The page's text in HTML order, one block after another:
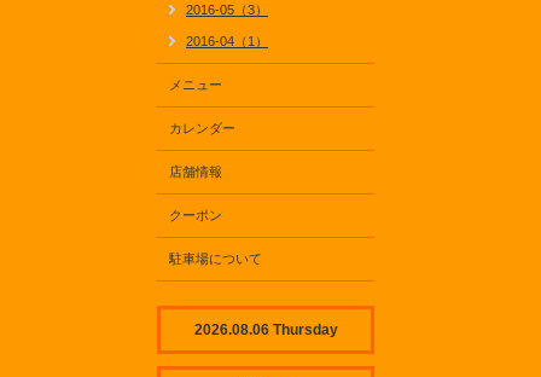
2016-05（3）
2016-04（1）
メニュー
カレンダー
店舗情報
クーポン
駐車場について
2026.08.06 Thursday